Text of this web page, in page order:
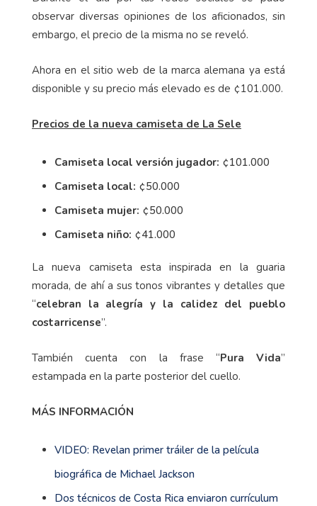
observar diversas opiniones de los aficionados, sin
embargo, el precio de la misma no se reveló.
Ahora en el sitio web de la marca alemana ya está
disponible y su precio más elevado es de ¢101.000.
Precios de la nueva camiseta de La Sele
Camiseta local versión jugador: ¢101.000
Camiseta local: ¢50.000
Camiseta mujer: ¢50.000
Camiseta niño: ¢41.000
La nueva camiseta esta inspirada en la guaria
morada, de ahí a sus tonos vibrantes y detalles que
“celebran la alegría y la calidez del pueblo
costarricense”.
También cuenta con la frase “Pura Vida”
estampada en la parte posterior del cuello.
MÁS INFORMACIÓN
VIDEO: Revelan primer tráiler de la película
biográfica de Michael Jackson
Dos técnicos de Costa Rica enviaron currículum